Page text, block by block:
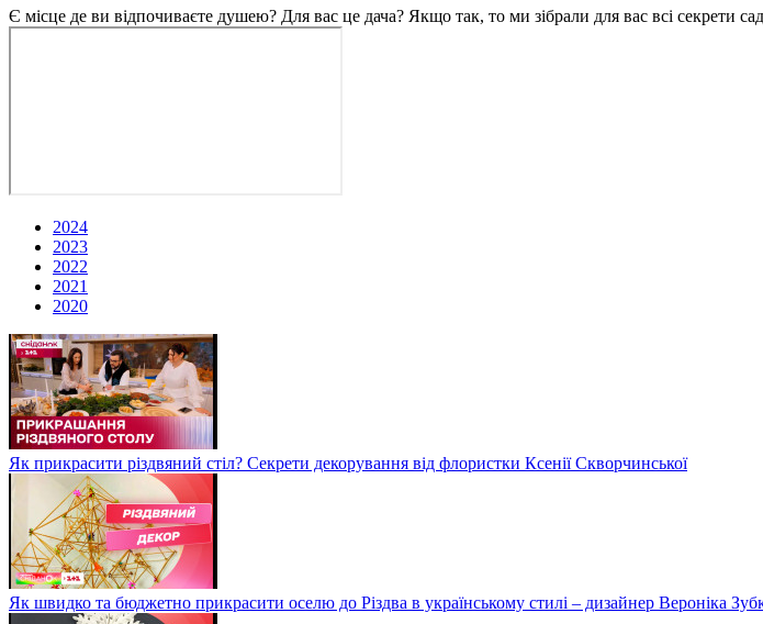
Є місце де ви відпочиваєте душею? Для вас це дача? Якщо так, то ми зібрали для вас всі секрети
2024
2023
2022
2021
2020
Як прикрасити різдвяний стіл? Секрети декорування від флористки Ксенії Скворчинської
Як швидко та бюджетно прикрасити оселю до Різдва в українському стилі – дизайнер Вероніка